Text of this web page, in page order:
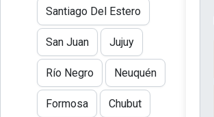
Santiago Del Estero
San Juan Jujuy
Río Negro Neuquén
Formosa Chubut